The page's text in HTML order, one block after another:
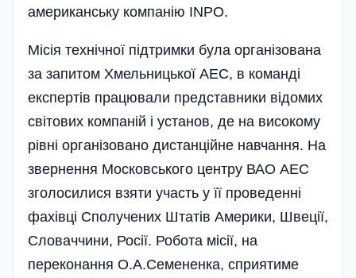
американську компанію INPO.
Місія технічної підтримки була організована
за запитом Хмельницької АЕС, в команді
експертів працювали представники відомих
світових компаній і установ, де на високому
рівні організовано дистанційне навчання. На
звернення Московського центру ВАО АЕС
зголосилися взяти участь у її проведенні
фахівці Сполучених Штатів Америк­и, Швеції,
Словаччини, Росії. Робота­ місії, на
переконання О.А.Семененка, сприятиме